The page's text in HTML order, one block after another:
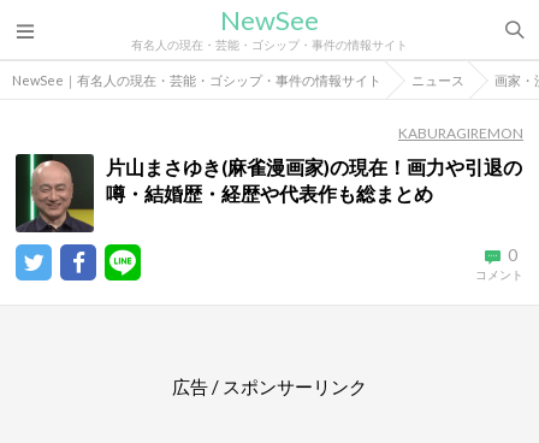
NewSee
有名人の現在・芸能・ゴシップ・事件の情報サイト
NewSee｜有名人の現在・芸能・ゴシップ・事件の情報サイト ニュース 画家・
KABURAGIREMON
片山まさゆき(麻雀漫画家)の現在！画力や引退の
噂・結婚歴・経歴や代表作も総まとめ
0
コメント
広告 / スポンサーリンク